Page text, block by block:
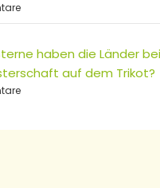
haben die Länder
auf dem Trikot?